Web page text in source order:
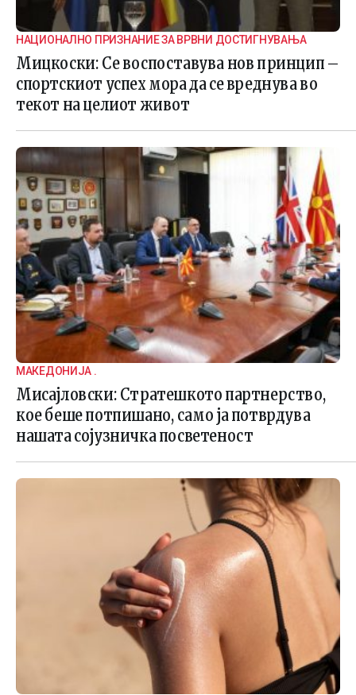
НАЦИОНАЛНО ПРИЗНАНИЕ ЗА ВРВНИ ДОСТИГНУВАЊА
Мицкоски: Се воспоставува нов принцип –
спортскиот успех мора да се вреднува во
текот на целиот живот
МАКЕДОНИЈА .
Мисајловски: Стратешкото партнерство,
кое беше потпишано, само ја потврдува
нашата сојузничка посветеност